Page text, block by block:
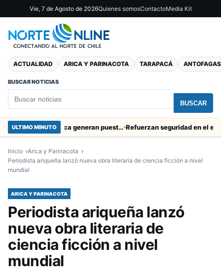
Vie, 7 de Agosto de 2026Quienes somosContactoMedia Kit
ACTUALIDAD ARICA Y PARINACOTA TARAPACÁ
BUSCAR NOTICIAS
BUSCAR
ULTIMO MINUTO Obras de Aguas del Altiplano en Arica generan puestos de trabajo Refuerzan seguridad en el
Inicio
Arica y Parinacota
Periodista ariqueña lanzó nueva obra literaria de ciencia ficción a nivel
mundial
ARICA Y PARINACOTA
Periodista ariqueña lanzó
nueva obra literaria de
ciencia ficción a nivel
mundial